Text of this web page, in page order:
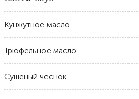
Кунжутное масло
Трюфельное масло
Сушеный чеснок